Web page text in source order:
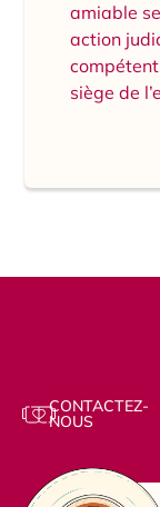
amiable
action
siège de
CONTACTEZ-
NOUS